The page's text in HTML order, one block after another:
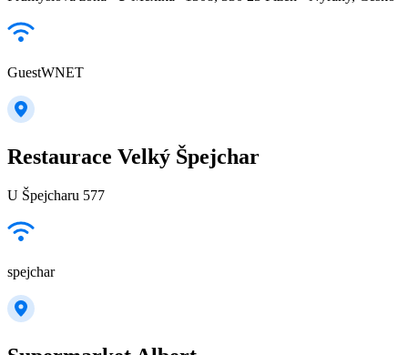
GuestWNET
Restaurace Velký Špejchar
U Špejcharu 577
spejchar